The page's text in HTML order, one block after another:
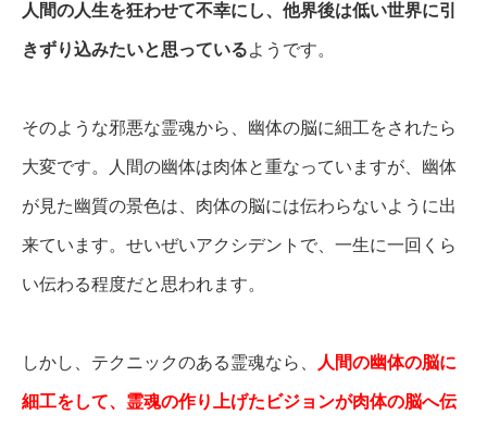
人間の人生を狂わせて不幸にし、他界後は低い世界に引
きずり込みたいと思っているようです。
そのような邪悪な霊魂から、幽体の脳に細工をされたら
大変です。 人間の幽体は肉体と重なっていますが、幽体
が見た幽質の景色は、肉体の脳には伝わらないように出
来ています。せいぜいアクシデントで、一生に一回くら
い伝わる程度だと思われます。
しかし、テクニックのある霊魂なら、 人間の幽体の脳に
細工をして、霊魂の作り上げたビジョンが肉体の脳へ伝